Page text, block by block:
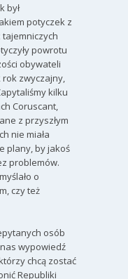
był
potyczek z
powrotu
obywateli
rok zwyczajny,
kilku
Coruscant,
z przyszłym
nie miała
plany, by jakoś
problemów.
o
czy też
osób
wypowiedź
chcą zostać
Republiki